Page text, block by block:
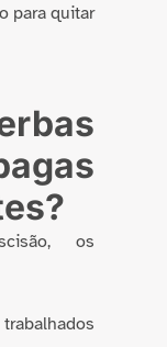
para quitar
os